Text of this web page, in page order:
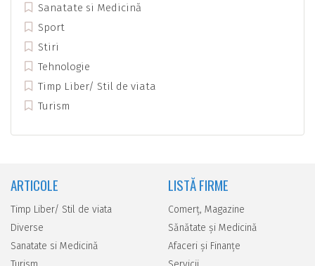
Sanatate si Medicină
Sport
Stiri
Tehnologie
Timp Liber/ Stil de viata
Turism
ARTICOLE
Timp Liber/ Stil de viata
Diverse
Sanatate si Medicină
LISTĂ FIRME
Comerţ, Magazine
Sănătate şi Medicină
Afaceri şi Finanţe